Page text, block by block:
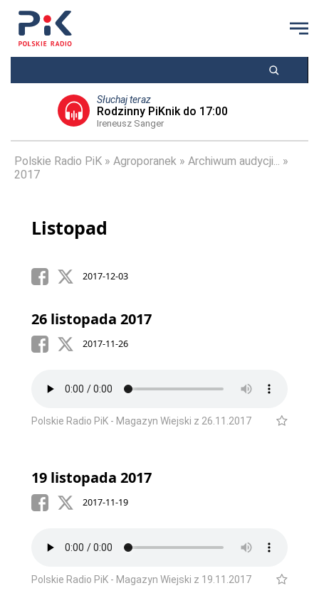
Słuchaj teraz
Rodzinny PiKnik do 17:00
Ireneusz Sanger
Polskie Radio PiK Agroporanek
Archiwum audycji...
2017
Listopad
2017-12-03
26 listopada 2017
2017-11-26
Polskie Radio PiK - Magazyn Wiejski z 26.11.2017
19 listopada 2017
2017-11-19
Polskie Radio PiK - Magazyn Wiejski z 19.11.2017